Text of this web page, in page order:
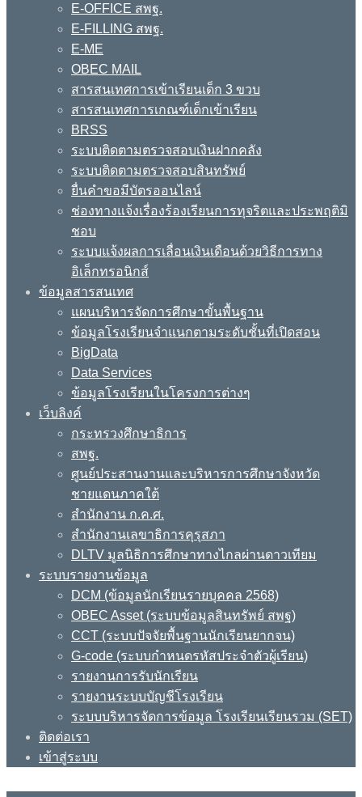
E-OFFICE สพฐ.
E-FILLING สพฐ.
E-ME
OBEC MAIL
สารสนเทศการเข้าเรียนเด็ก 3 ขวบ
สารสนเทศการเกณฑ์เด็กเข้าเรียน
BRSS
ระบบติดตามตรวจสอบเงินฝากคลัง
ระบบติดตามตรวจสอบสินทรัพย์
ยื่นคำขอมีบัตรออนไลน์
ช่องทางแจ้งเรื่องร้องเรียนการทุจริตและประพฤติมิ
ชอบ
ระบบแจ้งผลการเลื่อนเงินเดือนด้วยวิธีการทาง
อิเล็กทรอนิกส์
ข้อมูลสารสนเทศ
แผนบริหารจัดการศึกษาขั้นพื้นฐาน
ข้อมูลโรงเรียนจำแนกตามระดับชั้นที่เปิดสอน
BigData
Data Services
ข้อมูลโรงเรียนในโครงการต่างๆ
เว็บลิงค์
กระทรวงศึกษาธิการ
สพฐ.
ศูนย์ประสานงานและบริหารการศึกษาจังหวัด
ชายแดนภาคใต้
สำนักงาน ก.ค.ศ.
สำนักงานเลขาธิการคุรุสภา
DLTV มูลนิธิการศึกษาทางไกลผ่านดาวเทียม
ระบบรายงานข้อมูล
DCM (ข้อมูลนักเรียนรายบุคคล 2568)
OBEC Asset (ระบบข้อมูลสินทรัพย์ สพฐ)
CCT (ระบบปัจจัยพื้นฐานนักเรียนยากจน)
G-code (ระบบกำหนดรหัสประจำตัวผู้เรียน)
รายงานการรับนักเรียน
รายงานระบบบัญชีโรงเรียน
ระบบบริหารจัดการข้อมูล โรงเรียนเรียนรวม (SET)
ติดต่อเรา
เข้าสู่ระบบ